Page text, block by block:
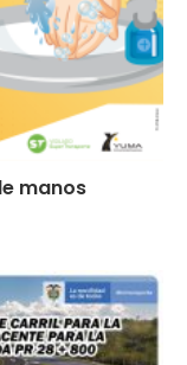
manos